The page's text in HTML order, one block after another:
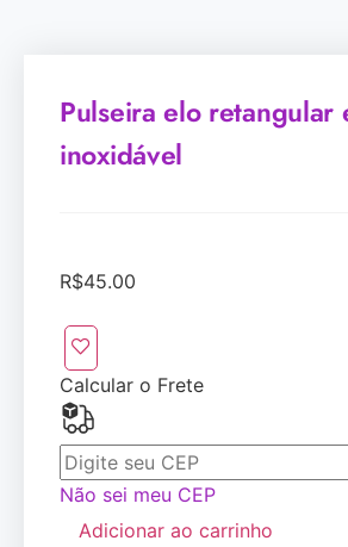
Pulseira elo retangular
inoxidável
R$45.00
Calcular o Frete
Não sei meu CEP
Adicionar ao carrinho